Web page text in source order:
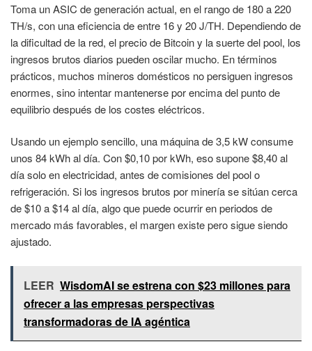
Toma un ASIC de generación actual, en el rango de 180 a 220
TH/s, con una eficiencia de entre 16 y 20 J/TH. Dependiendo de
la dificultad de la red, el precio de Bitcoin y la suerte del pool, los
ingresos brutos diarios pueden oscilar mucho. En términos
prácticos, muchos mineros domésticos no persiguen ingresos
enormes, sino intentar mantenerse por encima del punto de
equilibrio después de los costes eléctricos.
Usando un ejemplo sencillo, una máquina de 3,5 kW consume
unos 84 kWh al día. Con $0,10 por kWh, eso supone $8,40 al
día solo en electricidad, antes de comisiones del pool o
refrigeración. Si los ingresos brutos por minería se sitúan cerca
de $10 a $14 al día, algo que puede ocurrir en periodos de
mercado más favorables, el margen existe pero sigue siendo
ajustado.
LEER WisdomAI se estrena con $23 millones para
ofrecer a las empresas perspectivas
transformadoras de IA agéntica